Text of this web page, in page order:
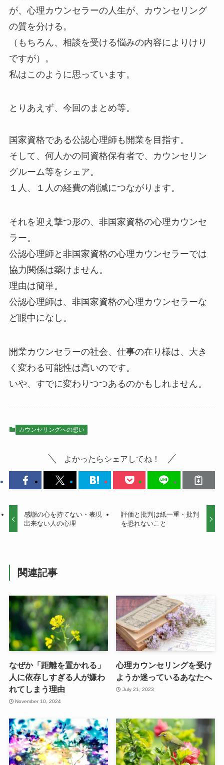
が、心理カウンセラーの人生が、カウンセリング
の質を分ける。
（もちろん、相談を受ける悩みの内容によりけり
ですが）。
私はこのように思っています。
とりあえず、今回のまとめ等。
国家資格である公認心理師も開業を目指す。
そして、何人かの同資格保有者で、カウンセリン
グルーム等をシェア。
１人、１人の経費の削減につながります。
それを迎え撃つ形の、非国家資格の心理カウンセ
ラー。
公認心理師と非国家資格の心理カウンセラーでは
協力関係は築けません。
理由は簡単。
公認心理師は、非国家資格の心理カウンセラーな
ど眼中になし。
開業カウンセラーの社会、仕事の在り様は、大き
く変わる可能性は高いのです。
いや、すでに変わりつつあるのかもしれません。
カウンセリングへの想い
よかったらシェアしてね！
感謝の心を持てない・表現
出来ない人の心理
評価と批判は紙一重・批判
を恐れないこと
関連記事
なぜか「距離を置かれる」
人に依存しすぎる人が嫌わ
れてしまう理由
November 10, 2024
心理カウンセリングを受け
ようか迷っているあなたへ
July 21, 2023